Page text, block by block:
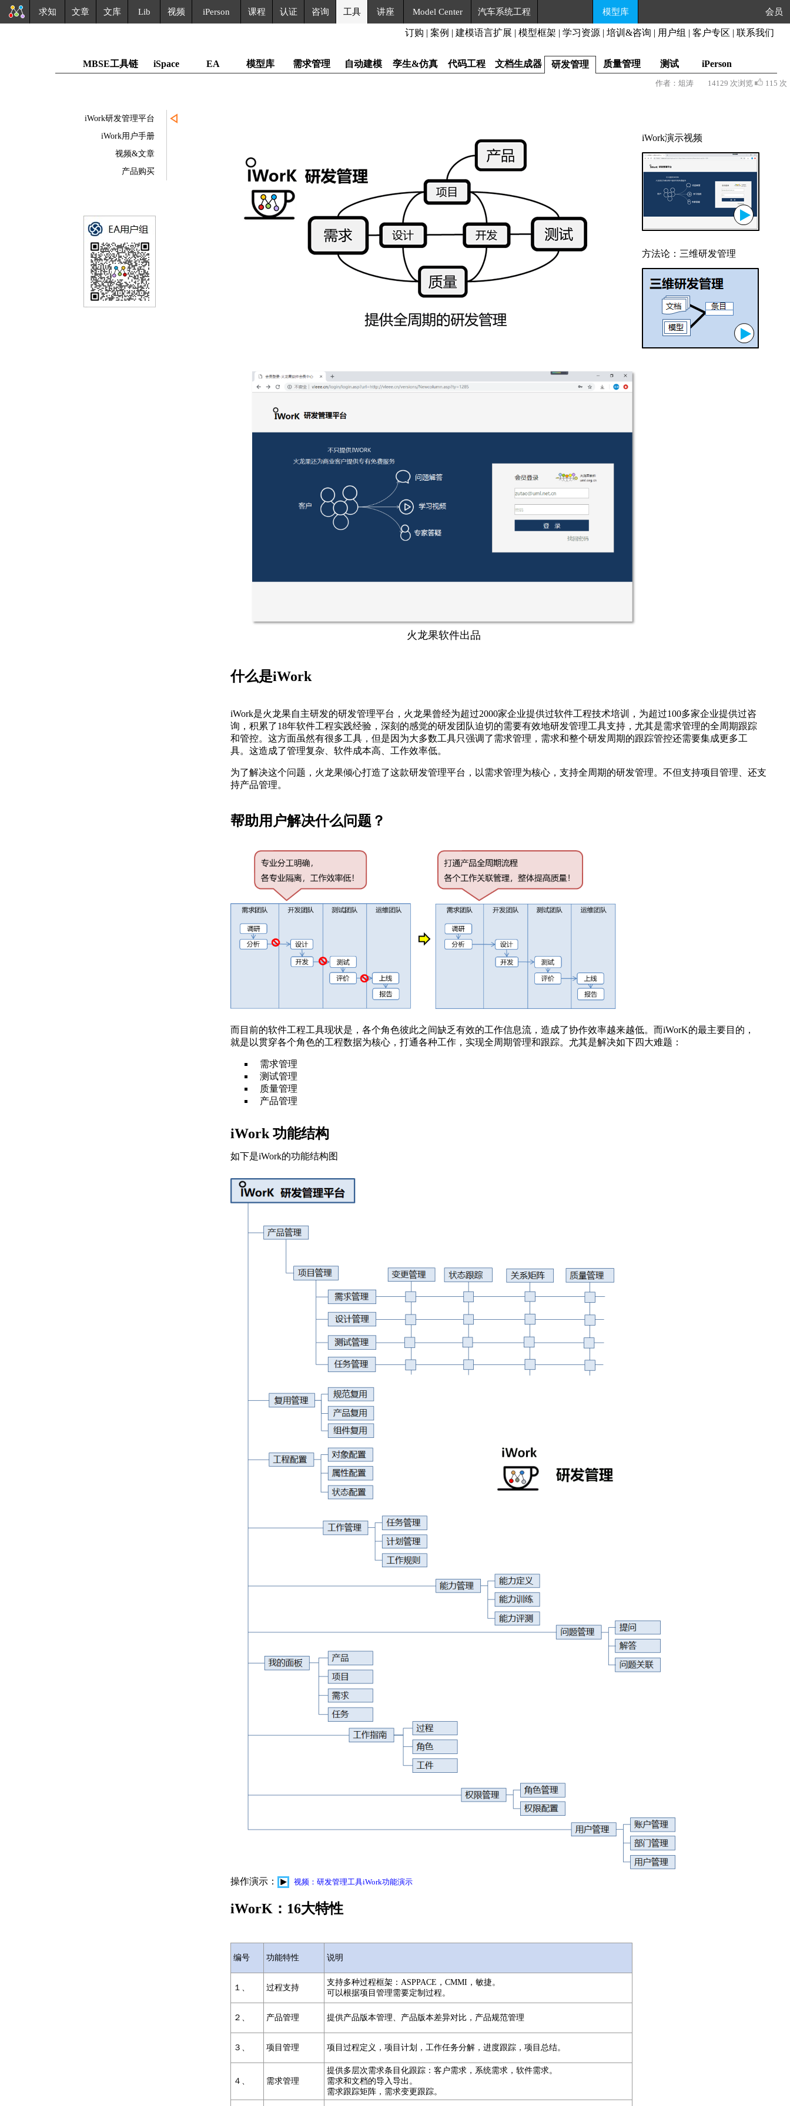
求知 文章 文库 Lib 视频 iPerson 课程 认证 咨询 工具 讲座 Model Center 汽车系统工程 模型库 会员
订购 | 案例 | 建模语言扩展 | 模型框架 | 学习资源 | 培训&咨询 | 用户组 | 客户专区 | 联系我们
MBSE工具链 iSpace EA 模型库 需求管理 自动建模 孪生&仿真 代码工程 文档生成器 研发管理 质量管理 测试 iPerson
作者：俎涛 14129 次浏览 115 次
iWork研发管理平台
iWork用户手册
视频&文章
产品购买
iWork演示视频
方法论：三维研发管理
火龙果软件出品
什么是iWork
iWork是火龙果自主研发的研发管理平台，火龙果曾经为超过2000家企业提供过软件工程技术培训，为超过100多家企业提供过咨
询，积累了18年软件工程实践经验，深刻的感觉的研发团队迫切的需要有效地研发管理工具支持，尤其是需求管理的全周期跟踪
和管控。这方面虽然有很多工具，但是因为大多数工具只强调了需求管理，需求和整个研发周期的跟踪管控还需要集成更多工
具。这造成了管理复杂、软件成本高、工作效率低。
为了解决这个问题，火龙果倾心打造了这款研发管理平台，以需求管理为核心，支持全周期的研发管理。不但支持项目管理、还支
持产品管理。
帮助用户解决什么问题？
而目前的软件工程工具现状是，各个角色彼此之间缺乏有效的工作信息流，造成了协作效率越来越低。而iWorK的最主要目的，
就是以贯穿各个角色的工程数据为核心，打通各种工作，实现全周期管理和跟踪。尤其是解决如下四大难题：
需求管理
测试管理
质量管理
产品管理
iWork 功能结构
如下是iWork的功能结构图
操作演示： 视频：研发管理工具iWork功能演示
iWorK：16大特性
编号 功能特性 说明
１、 过程支持
支持多种过程框架：ASPPACE，CMMI，敏捷。
可以根据项目管理需要定制过程。
２、 产品管理 提供产品版本管理、产品版本差异对比，产品规范管理
３、 项目管理 项目过程定义，项目计划，工作任务分解，进度跟踪，项目总结。
４、 需求管理
提供多层次需求条目化跟踪：客户需求，系统需求，软件需求。
需求和文档的导入导出。
需求跟踪矩阵，需求变更跟踪。